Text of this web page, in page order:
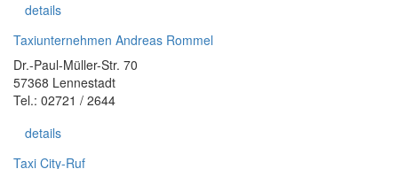
details
Taxiunternehmen Andreas Rommel
Dr.-Paul-Müller-Str. 70
57368 Lennestadt
Tel.: 02721 / 2644
details
Taxi City-Ruf